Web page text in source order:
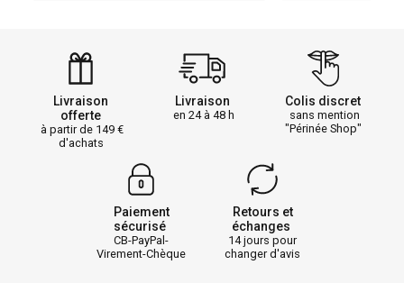
Livraison
offerte
à partir de 149
d'achats
Livraison
en 24 à 48 h
Colis discret
sans mention
"Périnée Shop"
Paiement
sécurisé
CB-PayPal-
Virement-Chèque
Retours et
échanges
14 jours pour
changer d'avis